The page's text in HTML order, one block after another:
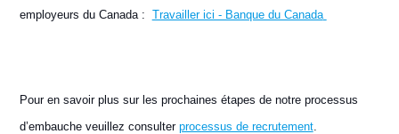
employeurs du Canada : Travailler ici - Banque du Canada
Pour en savoir plus sur les prochaines étapes de notre processus
d’embauche veuillez consulter processus de recrutement.